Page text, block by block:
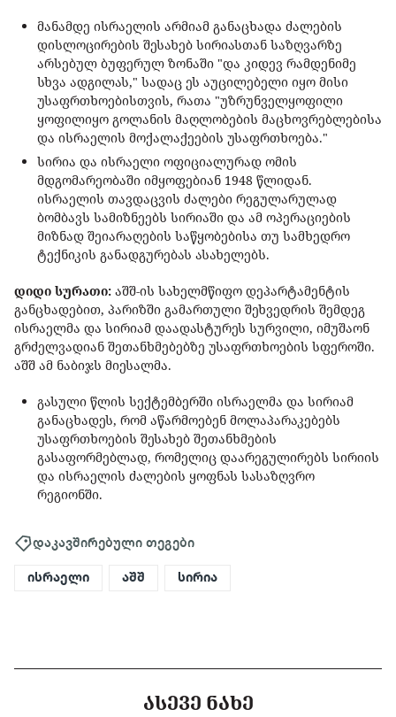
მანამდე ისრაელის არმიამ განაცხადა ძალების
დისლოცირების შესახებ სირიასთან საზღვარზე
არსებულ ბუფერულ ზონაში "და კიდევ რამდენიმე
სხვა ადგილას," სადაც ეს აუცილებელი იყო მისი
უსაფრთხოებისთვის, რათა "უზრუნველყოფილი
ყოფილიყო გოლანის მაღლობების მაცხოვრებლებისა
და ისრაელის მოქალაქეების უსაფრთხოება."
სირია და ისრაელი ოფიციალურად ომის
მდგომარეობაში იმყოფებიან 1948 წლიდან.
ისრაელის თავდაცვის ძალები რეგულარულად
ბომბავს სამიზნეებს სირიაში და ამ ოპერაციების
მიზნად შეიარაღების საწყობებისა თუ სამხედრო
ტექნიკის განადგურებას ასახელებს.
დიდი სურათი: აშშ-ის სახელმწიფო დეპარტამენტის
განცხადებით, პარიზში გამართული შეხვედრის შემდეგ
ისრაელმა და სირიამ დაადასტურეს სურვილი, იმუშაონ
გრძელვადიან შეთანხმებებზე უსაფრთხოების სფეროში.
აშშ ამ ნაბიჯს მიესალმა.
გასული წლის სექტემბერში ისრაელმა და სირიამ
განაცხადეს, რომ აწარმოებენ მოლაპარაკებებს
უსაფრთხოების შესახებ შეთანხმების
გასაფორმებლად, რომელიც დაარეგულირებს სირიის
და ისრაელის ძალების ყოფნას სასაზღვრო
რეგიონში.
დაკავშირებული თეგები
ისრაელი აშშ სირია
ᲐᲡᲔᲕᲔ ᲜᲐᲮᲔ